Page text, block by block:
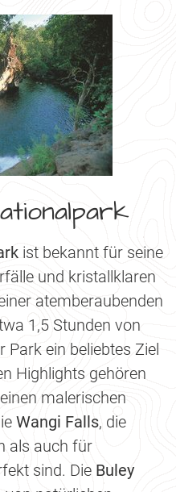
ist bekannt für seine
und kristallklaren
atemberaubenden
1,5 Stunden von
Park ein beliebtes Ziel
Highlights gehören
malerischen
Wangi Falls, die
als auch für
sind. Die Buley